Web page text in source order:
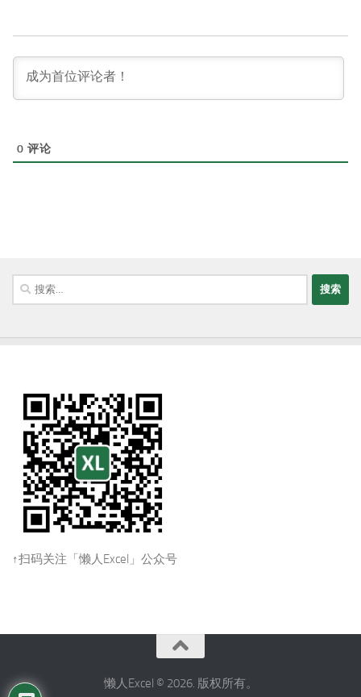
0 评论
搜
索：
↑扫码关注「懒人Excel」公众号
懒人Excel © 2026. 版权所有。